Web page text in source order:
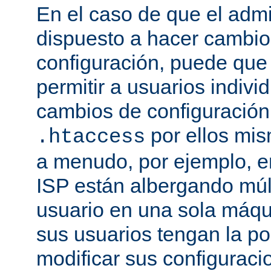
En el caso de que el
dispuesto a hacer
configuración, puede
permitir a usuarios
cambios de
.htaccess por ellos
a menudo, por ejemplo,
ISP están albergando
usuario en una sola
sus usuarios tengan la
modificar sus